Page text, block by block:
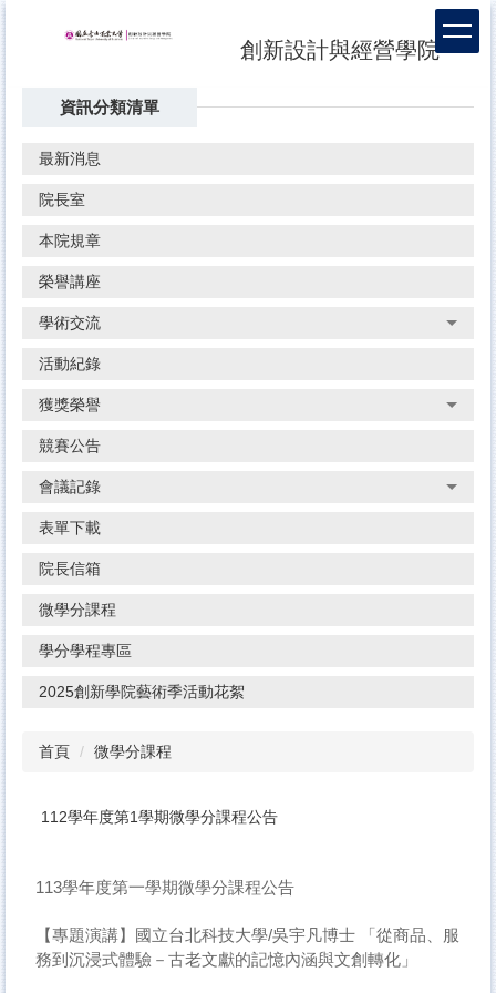
創新設計與經營學院
資訊分類清單
最新消息
院長室
本院規章
榮譽講座
學術交流
活動紀錄
獲獎榮譽
競賽公告
會議記錄
表單下載
院長信箱
微學分課程
學分學程專區
2025創新學院藝術季活動花絮
首頁 微學分課程
112學年度第1學期微學分課程公告
113學年度第一學期微學分課程公告
【專題演講】國立台北科技大學/吳宇凡博士 「從商品、服
務到沉浸式體驗－古老文獻的記憶內涵與文創轉化」